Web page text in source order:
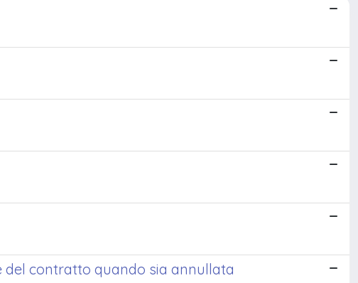
del contratto quando sia annullata